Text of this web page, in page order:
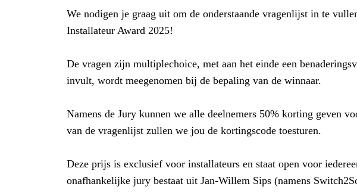
We nodigen je graag uit om de onderstaande vragenlijst in te
Installateur Award 2025!
De vragen zijn multiplechoice, met aan het einde een
invult, wordt meegenomen bij de bepaling van de winnaar.
Namens de Jury kunnen we alle deelnemers 50% korting geven
van de vragenlijst zullen we jou de kortingscode toesturen.
Deze prijs is exclusief voor installateurs en staat open voor
onafhankelijke jury bestaat uit Jan-Willem Sips (namens